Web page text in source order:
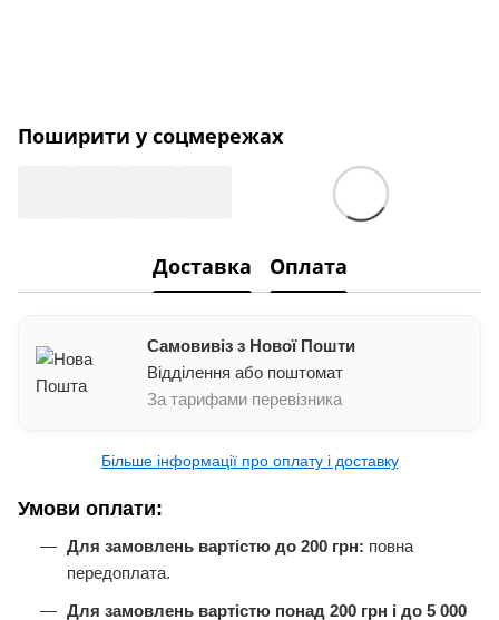
Поширити у соцмережах
Доставка Оплата
Самовивіз з Нової Пошти
Відділення або поштомат
За тарифами перевізника
Більше інформації про оплату і доставку
Умови оплати:
Для замовлень вартістю до 200 грн: повна
передоплата.
Для замовлень вартістю понад 200 грн і до 5 000